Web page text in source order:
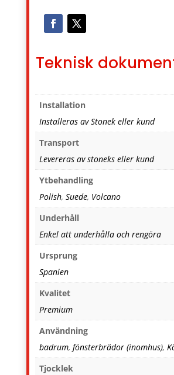
Teknisk
Installation
Installeras av Stonek eller kund
Transport
Levereras av stoneks eller kund
Ytbehandling
Polish, Suede, Volcano
Underhåll
Enkel att underhålla och rengöra
Ursprung
Spanien
Kvalitet
Premium
Användning
badrum, fönsterbrädor (inomhus),
Tjocklek